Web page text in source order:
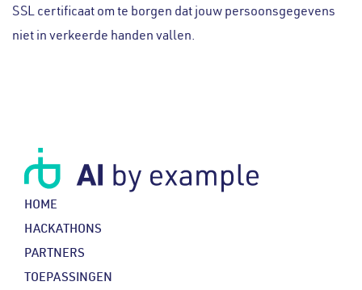
SSL certificaat om te borgen dat jouw persoonsgegevens
niet in verkeerde handen vallen.
HOME
HACKATHONS
PARTNERS
TOEPASSINGEN